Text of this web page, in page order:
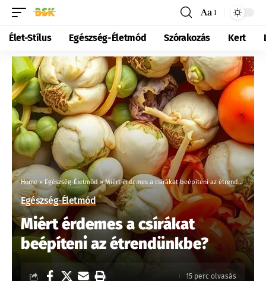
Aa
Élet-Stílus Egészség-Életmód Szórakozás Kert
Home»Egészség-Életmód »Miért érdemes a csírákat beépíteni az étrendünkbe?
Egészség-Életmód
Miért érdemes a csírákat
beépíteni az étrendünkbe?
15 perc olvasás